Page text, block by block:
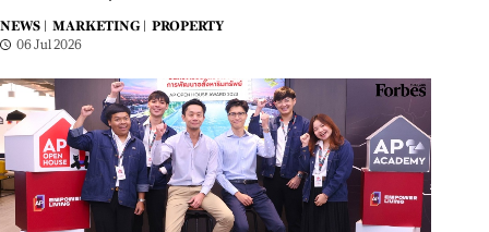
NEWS | MARKETING |
PROPERTY
06 Jul 2026